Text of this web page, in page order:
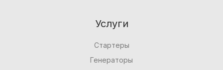
Услуги
Стартеры
Генераторы